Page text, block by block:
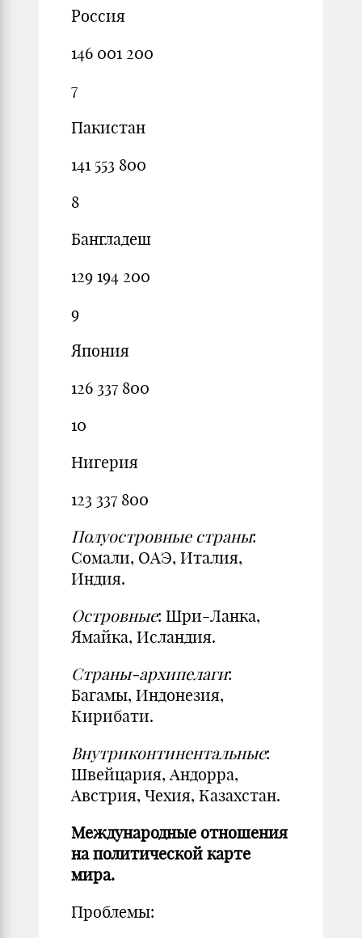
Россия
146 001 200
7
Пакистан
141 553 800
8
Бангладеш
129 194 200
9
Япония
126 337 800
10
Нигерия
123 337 800
Полуостровные страны:
Сомали, ОАЭ, Италия,
Индия.
Островные: Шри-Ланка,
Ямайка, Исландия.
Страны-архипелаги:
Багамы, Индонезия,
Кирибати.
Внутриконтинентальные:
Швейцария, Андорра,
Австрия, Чехия, Казахстан.
Международные отношения
на политической карте
мира.
Проблемы: